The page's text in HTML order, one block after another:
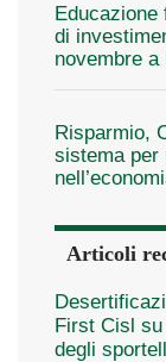
Educazione
di
novembre a
Risparmio,
sistema per
Articoli
First Cisl
degli